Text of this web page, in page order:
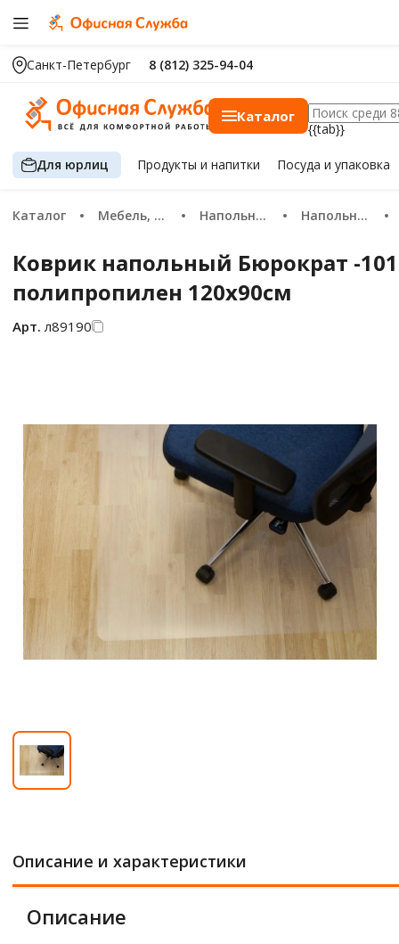
Санкт-Петербург 8 (812) 325-94-04
Каталог
{{tab}}
Для юрлиц Продуктыи напитки Посуда и упаковка
Каталог Мебель, сейфы Напольные покрытия Напольные коврики
Коврик напольный Бюрократ -
полипропилен 120х90см
Арт. л89190
Описание и характеристики
Описание